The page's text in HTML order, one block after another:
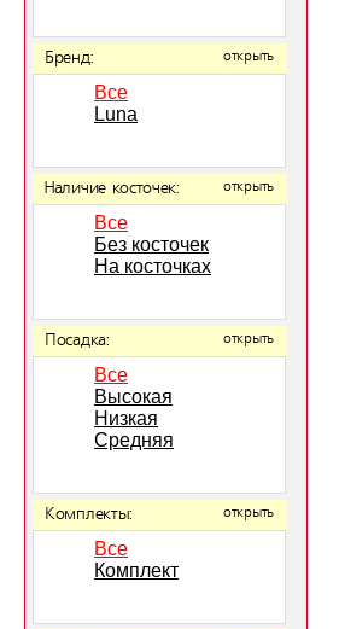
Бренд: открыть
Все
Luna
Наличие косточек: открыть
Все
Без косточек
На косточках
Посадка: открыть
Все
Высокая
Низкая
Средняя
Комплекты: открыть
Все
Комплект